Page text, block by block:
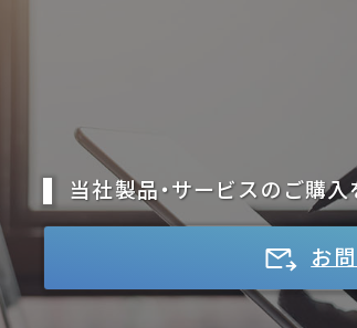
当社製品・サービスのご購
お